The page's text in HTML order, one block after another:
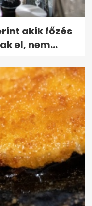
akik főzés
el, nem...